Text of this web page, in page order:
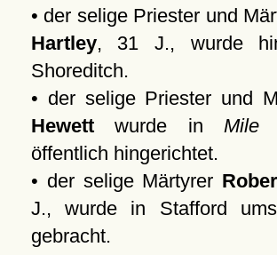
• der selige Priester und
Hartley, 31 J., wurde
Shoreditch.
• der selige Priester und
Hewettwurde inMile
öffentlich hingerichtet.
• der selige Märtyrer
J., wurde in Stafford
gebracht.